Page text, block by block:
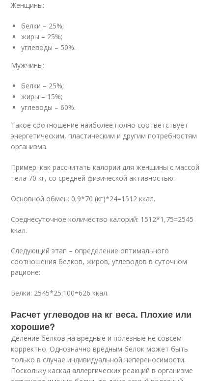
Женщины:
белки – 25%;
жиры – 25%;
углеводы – 50%.
Мужчины:
белки – 25%;
жиры – 15%;
углеводы – 60%.
Такое соотношение наиболее полно соответствует
энергетическим, пластическим и другим потребностям
организма.
Пример: как рассчитать калории для женщины с массой
тела 70 кг, со средней физической активностью.
Основной обмен: 0,9*70 (кг)*24=1512 ккал.
Среднесуточное количество калорий: 1512*1,75=2545
ккал.
Следующий этап – определение оптимального
соотношения белков, жиров, углеводов в суточном
рационе:
Белки: 2545*25:100=626 ккал.
Расчет углеводов на кг веса. Плохие или
хорошие?
Деление белков на вредные и полезные не совсем
корректно. Однозначно вредным белок может быть
только в случае индивидуальной непереносимости.
Поскольку каскад аллергических реакций в организме